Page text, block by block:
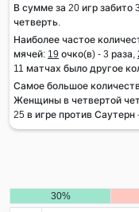
В сумме за 20 игр забито
четверть.
Наиболее частое
мячей: 19 очко(в) - 3 раза,
11 матчах было другое
Самое большое
Женщины в четвертой
25 в игре против
30%